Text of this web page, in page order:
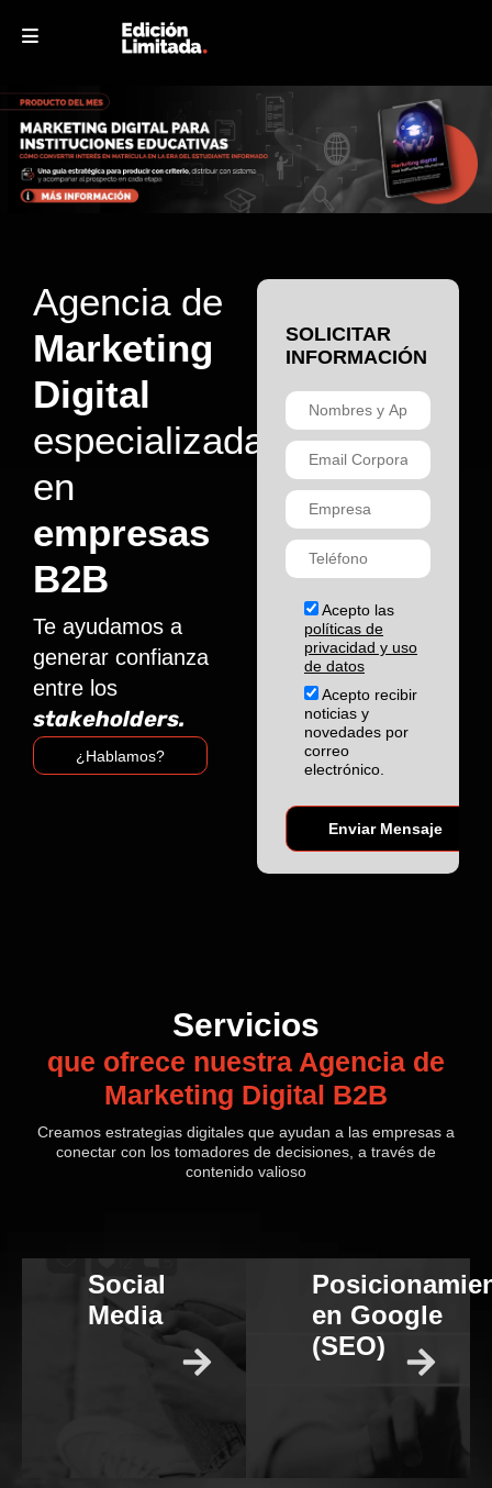
Agencia de
Marketing
Digital
especializada
en
empresas
B2B
Te ayudamos a
generar confianza
entre los
stakeholders.
¿Hablamos?
SOLICITAR
INFORMACIÓN
Acepto las
políticas de
privacidad y uso
de datos
Acepto recibir
noticias y
novedades por
correo
electrónico.
Servicios
que ofrece nuestra Agencia de
Marketing Digital B2B
Creamos estrategias digitales que ayudan a las empresas a
conectar con los tomadores de decisiones, a través de
contenido valioso
Social
Media
Social
Media
en Google
(SEO)
en Google
(SEO)